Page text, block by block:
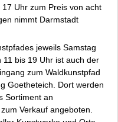
Uhr zum Preis von acht
nimmt Darmstadt
jeweils Samstag
bis 19 Uhr ist auch der
zum Waldkunstpfad
Goetheteich. Dort werden
Sortiment an
Verkauf angeboten.